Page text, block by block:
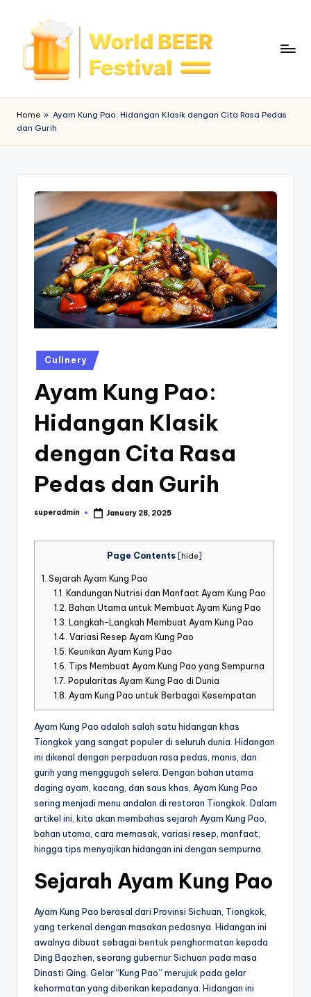
o
rl
B
Home » Ayam Kung Pao: Hidangan Klasik dengan Cita Rasa Pedas
dan Gurih
Posted
in
Culinery
Ayam Kung Pao:
Hidangan Klasik
dengan Cita Rasa
Pedas dan Gurih
Posted
superadmin January 28, 2025
Page Contents hide
1. Sejarah Ayam Kung Pao
1.1. Kandungan Nutrisi dan Manfaat Ayam Kung Pao
1.2. Bahan Utama untuk Membuat Ayam Kung Pao
1.3. Langkah-Langkah Membuat Ayam Kung Pao
1.4. Variasi Resep Ayam Kung Pao
1.5. Keunikan Ayam Kung Pao
1.6. Tips Membuat Ayam Kung Pao yang Sempurna
1.7. Popularitas Ayam Kung Pao di Dunia
1.8. Ayam Kung Pao untuk Berbagai Kesempatan
Ayam Kung Pao adalah salah satu hidangan khas
Tiongkok yang sangat populer di seluruh dunia. Hidangan
ini dikenal dengan perpaduan rasa pedas, manis, dan
gurih yang menggugah selera. Dengan bahan utama
daging ayam, kacang, dan saus khas, Ayam Kung Pao
sering menjadi menu andalan di restoran Tiongkok. Dalam
artikel ini, kita akan membahas sejarah Ayam Kung Pao,
bahan utama, cara memasak, variasi resep, manfaat,
hingga tips menyajikan hidangan ini dengan sempurna.
Sejarah Ayam Kung Pao
Ayam Kung Pao berasal dari Provinsi Sichuan, Tiongkok,
yang terkenal dengan masakan pedasnya. Hidangan ini
awalnya dibuat sebagai bentuk penghormatan kepada
Ding Baozhen, seorang gubernur Sichuan pada masa
Dinasti Qing. Gelar “Kung Pao” merujuk pada gelar
kehormatan yang diberikan kepadanya. Hidangan ini